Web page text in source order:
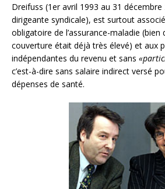
Dreifuss (1er avril 1993 au 31
dirigeante syndicale), est surtout
obligatoire de l’assurance-maladie (bien
couverture était déjà très élevé) et aux
indépendantes du revenu et sans
c’est-à-dire sans salaire indirect versé
dépenses de santé.